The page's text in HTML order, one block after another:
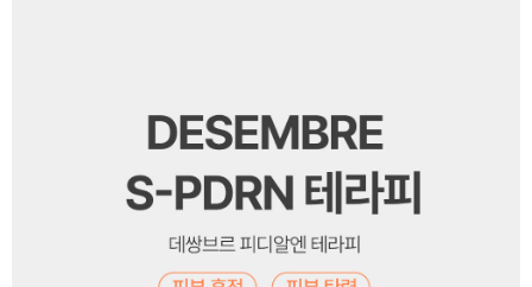
페이코 ID로 페
PAYCO 바로구매